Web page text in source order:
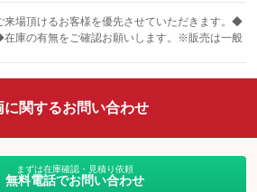
ム
ム
ABS
：装備なし
パワーステアリング
：装備あり
トロール
盗難防止システム
：装備なし
他
チェンジャー／ミュージックプレイヤー接続
生
ハーフレザーシート
：装備なし
来場頂けるお客様を優先させていただきます。◆
庫の有無をご確認お願いします。※販売は一般
に関するお問い合わせ
まずは在庫確認・見積り依頼
無料電話でお問い合わせ